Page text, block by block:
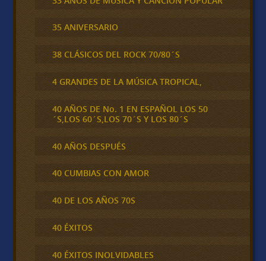
35 ANIVERSARIO
38 CLÁSICOS DEL ROCK 70/80´S
4 GRANDES DE LA MÚSICA TROPICAL,
40 AÑOS DE No. 1 EN ESPAÑOL LOS 50
´S,LOS 60´S,LOS 70´S Y LOS 80´S
40 AÑOS DESPUÉS
40 CUMBIAS CON AMOR
40 DE LOS AÑOS 70S
40 ÉXITOS
40 ÉXITOS INOLVIDABLES